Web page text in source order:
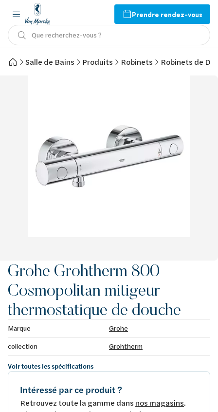
Prendre rendez-vous
Que recherchez-vous ?
Salle de Bains Produits Robinets Robinets de
Grohe Grohtherm 800
Cosmopolitan mitigeur
thermostatique de douche
Marque
Grohe
collection
Grohtherm
Voir toutes les spécifications
Intéressé par ce produit ?
Retrouvez toute la gamme dans nos magasins.